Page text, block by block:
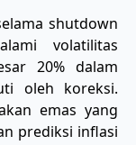
shutdown
volatilitas
20% dalam
oleh koreksi.
emas yang
prediksi inflasi